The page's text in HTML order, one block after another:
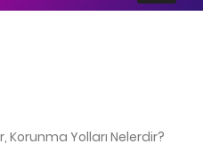
Korunma Yolları Nelerdir?